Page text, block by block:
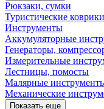
Рюкзаки, сумки
Туристические коврики
Инструменты
Аккумуляторные
Генераторы,
Измерительные
Лестницы, помосты
Малярные
Механические
Показать еще